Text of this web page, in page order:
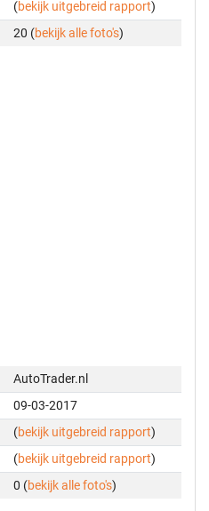
(bekijk uitgebreid rapport)
20 (bekijk alle foto's)
AutoTrader.nl
09-03-2017
(bekijk uitgebreid rapport)
(bekijk uitgebreid rapport)
0 (bekijk alle foto's)